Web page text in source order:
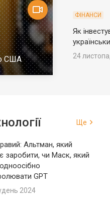
США
ФІНАНСИ
Як
24
Ще
Альтман, який
заробити, чи Маск, який
GPT
2024